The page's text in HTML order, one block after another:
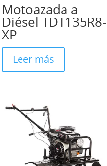
Motoazada a
Diésel TDT135R8-
XP
Leer más